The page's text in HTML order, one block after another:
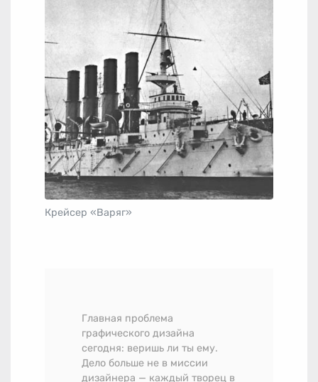
Крейсер «Варяг»
Главная проблема
графического дизайна
сегодня: веришь ли ты ему.
Дело больше не в миссии
дизайнера — каждый творец в